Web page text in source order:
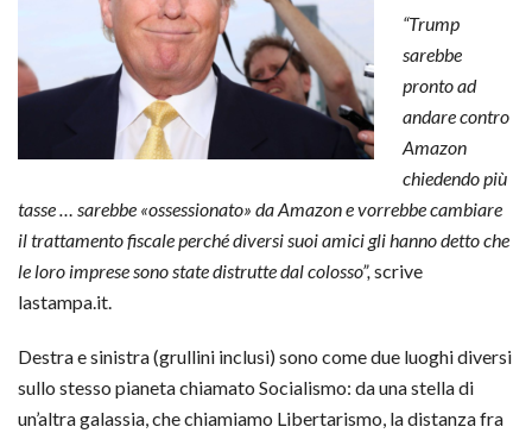
“Trump
sarebbe
pronto ad
andare contro
Amazon
chiedendo più
tasse … sarebbe «ossessionato» da Amazon e vorrebbe cambiare
il trattamento fiscale perché diversi suoi amici gli hanno detto che
le loro imprese sono state distrutte dal colosso”, scrive
lastampa.it.
Destra e sinistra (grullini inclusi) sono come due luoghi diversi
sullo stesso pianeta chiamato Socialismo: da una stella di
un’altra galassia, che chiamiamo Libertarismo, la distanza fra